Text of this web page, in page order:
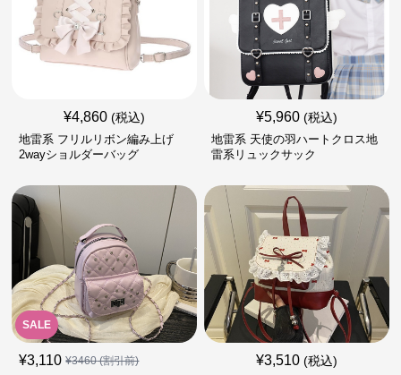
¥4,860 (税込)
地雷系 フリルリボン編み上げ
2wayショルダーバッグ
¥5,960 (税込)
地雷系 天使の羽ハートクロス地
雷系リュックサック
SALE
¥3,110 ¥3460(割引前) ¥3,510 (税込)